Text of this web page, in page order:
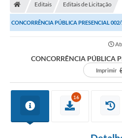
Editais Editais de Licitação
CONCORRÊNCIA PÚBLICA PRESENCIAL
CONCORRÊNCIA PÚBLICA
Imprimir
16